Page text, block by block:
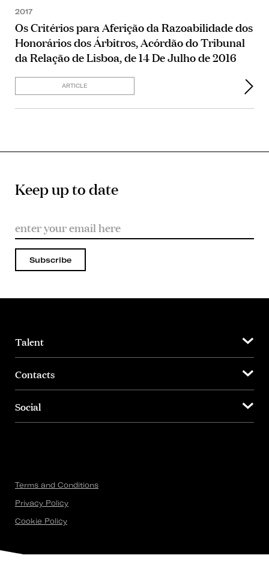
2017
Os Critérios para Aferição da Razoabilidade dos
Honorários dos Árbitros, Acórdão do Tribunal
da Relação de Lisboa, de 14 De Julho de 2016
ARTICLE
Keep up to date
Subscribe
Talent
Contacts
Social
Terms and Conditions
Privacy Policy
Cookie Policy